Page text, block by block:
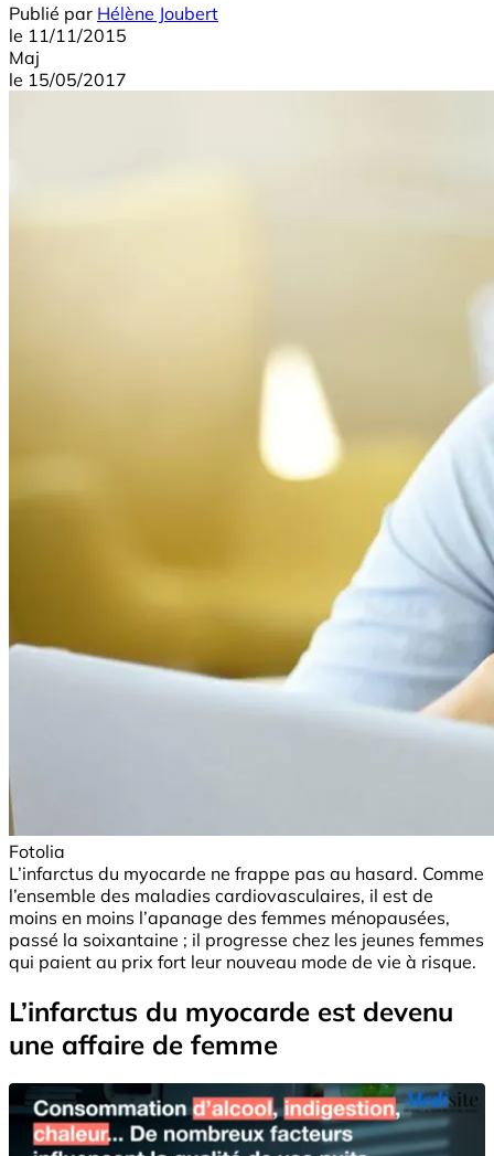
Publié par Hélène Joubert
le 11/11/2015
Maj
le 15/05/2017
Fotolia
L’infarctus du myocarde ne frappe pas au hasard. Comme
l’ensemble des maladies cardiovasculaires, il est de
moins en moins l’apanage des femmes ménopausées,
passé la soixantaine ; il progresse chez les jeunes femmes
qui paient au prix fort leur nouveau mode de vie à risque.
L’infarctus du myocarde est devenu
une affaire de femme